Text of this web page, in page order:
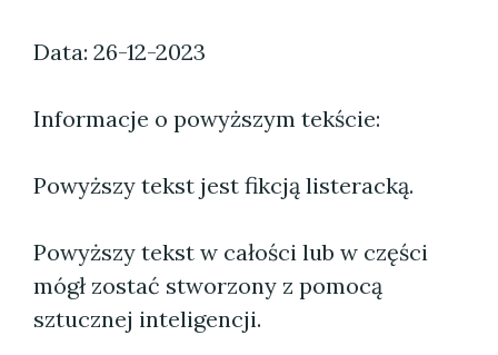
Data: 26-12-2023
Informacje o powyższym tekście:
Powyższy tekst jest fikcją listeracką.
Powyższy tekst w całości lub w części
mógł zostać stworzony z pomocą
sztucznej inteligencji.